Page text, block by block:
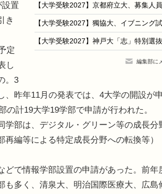
【大学受験2027】神戸大「志」特別選
編集部に
置
き
定
し
。3
昨年11月の発表では、4大学の開設が
計19大学19学部で申請が行われた。
部は、デジタル・グリーン等の成長分
編等による特定成長分野への転換等）
で情報学部設置の申請があった。前年
多く、清泉大、明治国際医療大、広島